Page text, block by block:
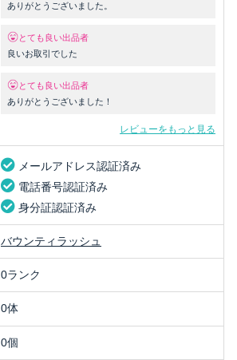
ありがとうございました。
とても良い出品者
良いお取引でした
とても良い出品者
ありがとうございました！
レビューをもっと見る
メールアドレス認証済み
電話番号認証済み
身分証認証済み
バウンティラッシュ
0ランク
0体
0個